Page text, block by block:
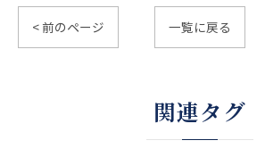
< 前のページ 一覧に戻る
関連タグ